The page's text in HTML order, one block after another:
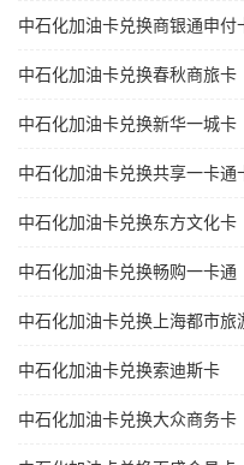
中石化加油卡兑换商银通申付
中石化加油卡兑换春秋商旅卡
中石化加油卡兑换新华一城卡
中石化加油卡兑换共享一卡通
中石化加油卡兑换东方文化卡
中石化加油卡兑换畅购一卡通
中石化加油卡兑换上海都市旅
中石化加油卡兑换索迪斯卡
中石化加油卡兑换大众商务卡